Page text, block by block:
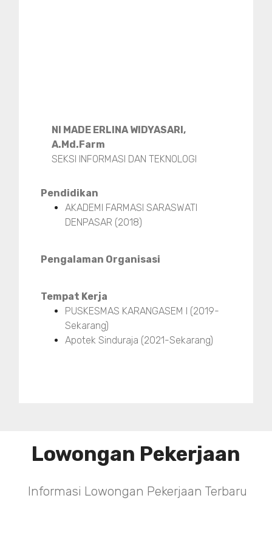
NI MADE ERLINA WIDYASARI,
A.Md.Farm
SEKSI INFORMASI DAN TEKNOLOGI
Pendidikan
AKADEMI FARMASI SARASWATI
DENPASAR (2018)
Pengalaman Organisasi
Tempat Kerja
PUSKESMAS KARANGASEM I (2019-
Sekarang)
Apotek Sinduraja (2021-Sekarang)
Lowongan Pekerjaan
Informasi Lowongan Pekerjaan Terbaru